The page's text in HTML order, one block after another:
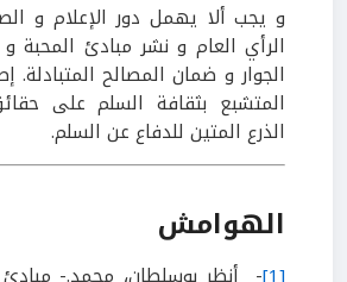
و يجب ألا يهمل دور الإعلام و
الرأي العام و نشر مبادئ
الجوار و ضمان المصالح المتبادلة.
المتشبع بثقافة السلم على
الذرع المتين للدفاع عن السلم.
الهوامش